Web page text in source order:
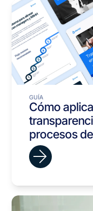
GUÍA
Cómo
procesos